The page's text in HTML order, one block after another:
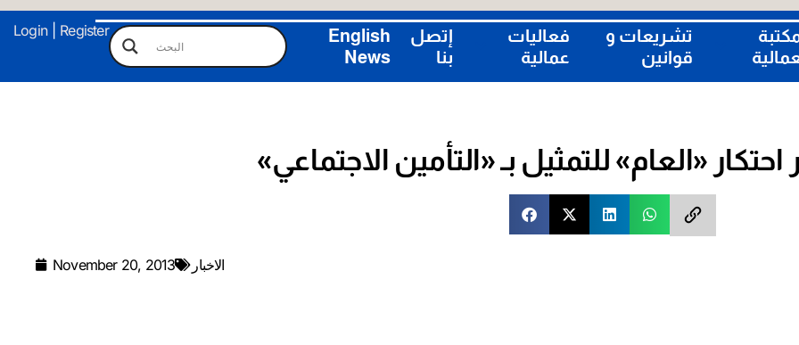
Login Register
تشريعات و
قوانين
فعاليات
عمالية
إتصل
بنا
English
News
November 20, 2013 الاخبار